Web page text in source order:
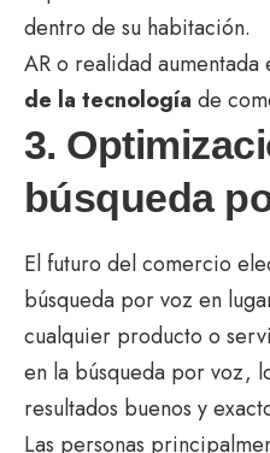
dentro de su habitación.
AR o realidad aumentada
de la tecnología de
3.
búsqueda
El futuro del comercio
búsqueda por voz en
cualquier producto o
en la búsqueda por voz,
resultados buenos y
Las personas